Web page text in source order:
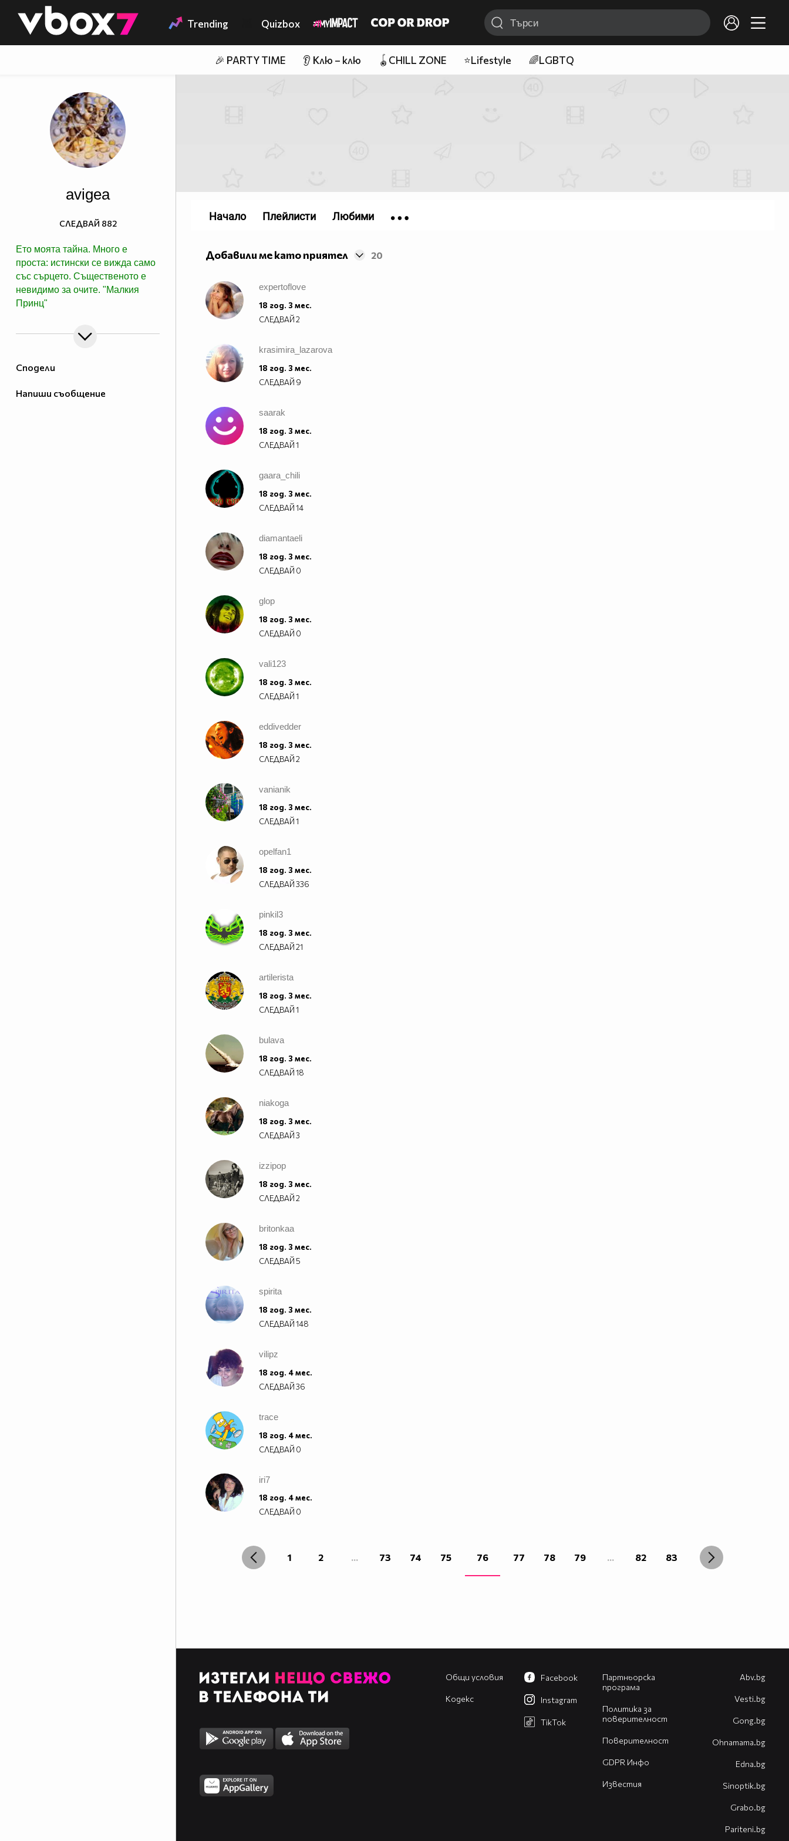
👾 Trending Quizbox
🎉 PARTY TIME 👂 Клю – клю 🪀CHILL ZONE ⭐Lifestyle 🌈LGBTQ
Сподели
Напиши съобщение
avigea
Ето моята тайна. Много е
проста: истински се вижда само
със сърцето. Същественото е
невидимо за очите. "Малкия
Принц"
СЛЕДВАЙ 882
Добавили ме като приятел 20
expertoflove
18 год. 3 мес.
СЛЕДВАЙ2
krasimira_lazarova
18 год. 3 мес.
СЛЕДВАЙ 9
saarak
18 год. 3 мес.
СЛЕДВАЙ1
gaara_chili
18 год. 3 мес.
СЛЕДВАЙ14
diamantaeli
18 год. 3 мес.
СЛЕДВАЙ 0
glop
18 год. 3 мес.
СЛЕДВАЙ 0
vali123
18 год. 3 мес.
СЛЕДВАЙ1
eddivedder
18 год. 3 мес.
СЛЕДВАЙ2
vanianik
18 год. 3 мес.
СЛЕДВАЙ1
opelfan1
18 год. 3 мес.
СЛЕДВАЙ336
pinkil3
18 год. 3 мес.
СЛЕДВАЙ21
artilerista
18 год. 3 мес.
СЛЕДВАЙ1
bulava
18 год. 3 мес.
СЛЕДВАЙ18
niakoga
18 год. 3 мес.
СЛЕДВАЙ3
izzipop
18 год. 3 мес.
СЛЕДВАЙ2
britonkaa
18 год. 3 мес.
СЛЕДВАЙ5
spirita
18 год. 3 мес.
СЛЕДВАЙ148
vilipz
18 год. 4 мес.
СЛЕДВАЙ36
trace
18 год. 4 мес.
СЛЕДВАЙ 0
iri7
18 год. 4 мес.
СЛЕДВАЙ 0
1 2 ... 73 74 75 76 77 78 79 ... 82 83
Начало Плейлисти Любими
Общи условия
Кодекс
Партньорска
програма
Политика за
поверителност
Поверителност
GDPR Инфо
Известия
Facebook
Instagram
TikTok
Abv.bg
Vesti.bg
Gong.bg
Оhnamama.bg
Edna.bg
Sinoptik.bg
Grabo.bg
Pariteni.bg